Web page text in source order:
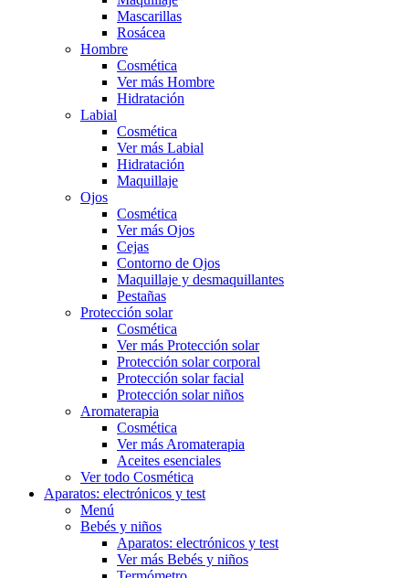
Mascarillas
Rosácea
Hombre
Cosmética
Ver más Hombre
Hidratación
Labial
Cosmética
Ver más Labial
Hidratación
Maquillaje
Ojos
Cosmética
Ver más Ojos
Cejas
Contorno de Ojos
Maquillaje y desmaquillantes
Pestañas
Protección solar
Cosmética
Ver más Protección solar
Protección solar corporal
Protección solar facial
Protección solar niños
Aromaterapia
Cosmética
Ver más Aromaterapia
Aceites esenciales
Ver todo Cosmética
Aparatos: electrónicos y test
Menú
Bebés y niños
Aparatos: electrónicos y test
Ver más Bebés y niños